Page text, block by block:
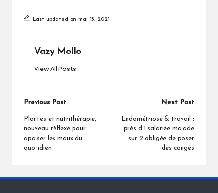
Last updated on mai 13, 2021
Vazy Mollo
View All Posts
Post
navigation
Previous Post
Plantes et nutrithérapie,
nouveau réflexe pour
apaiser les maux du
quotidien
Next Post
Endométriose & travail :
près d’1 salariée malade
sur 2 obligée de poser
des congés